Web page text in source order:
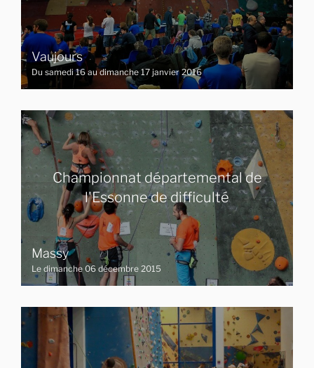
Vaujours
Du samedi 16 au dimanche 17 janvier 2016
Championnat départemental de
l'Essonne de difficulté
Massy
Le dimanche 06 décembre 2015